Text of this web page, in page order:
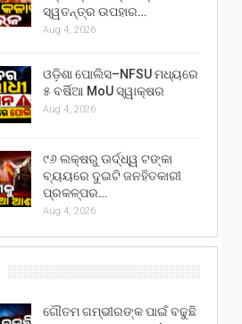
ସ୍ୱତନ୍ତ୍ର ଉପହାର…
Aug 4, 2026
ଓଡ଼ିଶା ପୋଲିସ–NFSU ମଧ୍ୟରେ
୫ ବର୍ଷିଆ MoU ସ୍ୱାକ୍ଷର
Aug 4, 2026
୯୬ ଲକ୍ଷରୁ ଊର୍ଦ୍ଧ୍ୱ ଟଙ୍କା
ବ୍ୟୟରେ ଦୁଇଟି ଜନହିତକାରୀ
ପ୍ରକଳ୍ପର…
Aug 4, 2026
ଗୌତମ ଗମ୍ଭୀରଙ୍କ ପାଇଁ ବଢୁଛି